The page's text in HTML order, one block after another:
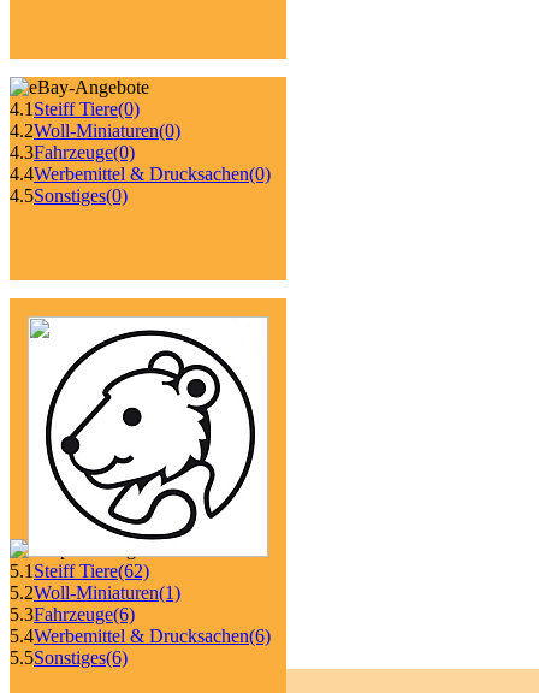
4.1 Steiff Tiere(0)
4.2Woll-Miniaturen(0)
4.3Fahrzeuge(0)
4.4Werbemittel & Drucksachen(0)
4.5Sonstiges(0)
5.1 Steiff Tiere(62)
5.2Woll-Miniaturen(1)
5.3Fahrzeuge(6)
5.4Werbemittel & Drucksachen(6)
5.5Sonstiges(6)